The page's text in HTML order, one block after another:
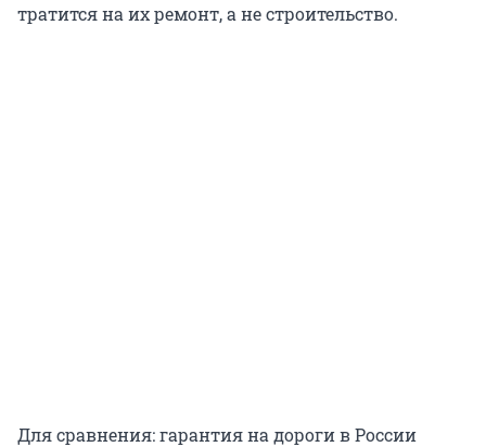
тратится на их ремонт, а не строительство.
Для сравнения: гарантия на дороги в России